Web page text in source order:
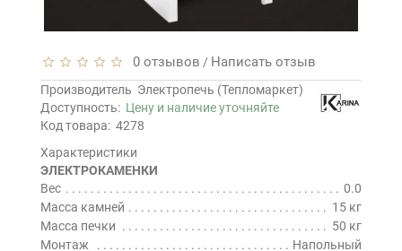
0 отзывов / Написать отзыв
Производитель Электропечь (Тепломаркет)
Доступность: Цену и наличие уточняйте
Код товара: 4278
Характеристики
ЭЛЕКТРОКАМЕНКИ
Вес
0.0
Масса камней
15 кг
Масса печки
50 кг
Монтаж
Напольный